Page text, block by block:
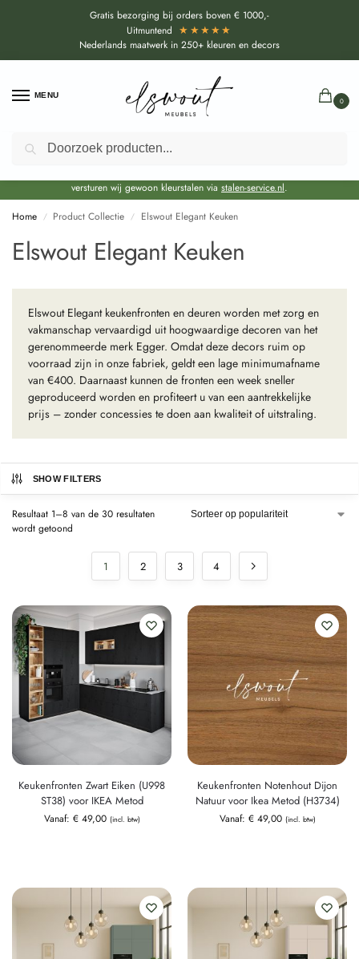
Gratis bezorging bij orders boven € 1000,-
Uitmuntend ★★★★★
Nederlands maatwerk in 250+ kleuren en decors
MENU
0
Door de bouwvakperiode geldt voor alle collecties momenteel een EXTRA
levertijd van circa 3-4 weken bovenop de reguliere levertijd.
versturen wij gewoon kleurstalen via stalen-service.nl.
Home / Product Collectie / Elswout Elegant Keuken
Elswout Elegant Keuken
Elswout Elegant keukenfronten en deuren worden met zorg en
vakmanschap vervaardigd uit hoogwaardige decoren van het
gerenommeerde merk Egger. Omdat deze decors ruim op
voorraad zijn in onze fabriek, geldt een lage minimumafname
van €400. Daarnaast kunnen de fronten een week sneller
geproduceerd worden en profiteert u van een aantrekkelijke
prijs – zonder concessies te doen aan kwaliteit of uitstraling.
SHOW FILTERS
Resultaat 1–8 van de 30 resultaten
wordt getoond
1 2 3 4
Keukenfronten Zwart Eiken (U998
ST38) voor IKEA Metod
Vanaf: €49,00 (incl. btw)
Keukenfronten Notenhout Dijon
Natuur voor Ikea Metod (H3734)
Vanaf: €49,00 (incl. btw)